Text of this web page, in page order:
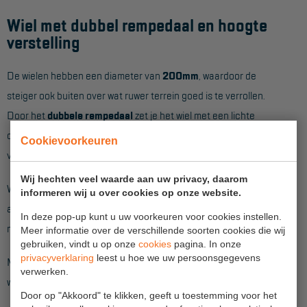
Cookievoorkeuren
Wij hechten veel waarde aan uw privacy, daarom
informeren wij u over cookies op onze website.
In deze pop-up kunt u uw voorkeuren voor cookies instellen.
Meer informatie over de verschillende soorten cookies die wij
gebruiken, vindt u op onze cookies pagina. In onze
privacyverklaring leest u hoe we uw persoonsgegevens
verwerken.
Door op "Akkoord" te klikken, geeft u toestemming voor het
OVER ONS
Vestigingen
Werken bij ons
Product video's
Blog
SUPPORT
Handleidingen
Wiel met dubbel rempedaal en hoogte
verstelling
De wielen hebben een diameter van 200mm , waardoor de
steiger ook buiten over wat ruwer terrein goed is te verrollen.
Door het dubbele rempedaalzet je het wiel met een lichte
druk van je voet eenvoudig op de rem en als je de steiger wilt
verplaatsen ontgrendel je de rem weer net zo makkelijk.
Wanneer je het wiel op de rem zet, plaatst deze zichzelf
automatisch recht onder de staander. Hierdoor hoef je nooit
meer na te denken over de juiste stand van het zwenkwiel.
Met de wartel, die op de wielstaander zit, is de steiger ook
weer snel op de goede hoogte te stellen.